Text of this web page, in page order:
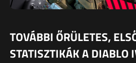
TOVÁBBI ŐRÜLETES,
STATISZTIKÁK A DIABLO